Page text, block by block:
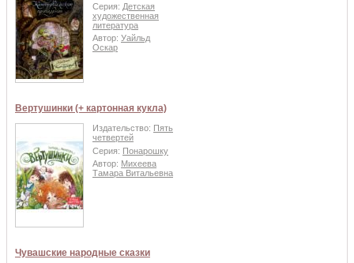
Серия: Детская
художественная
литература
Автор: Уайльд
Оскар
Вертушинки (+ картонная кукла)
Издательство: Пять
четвертей
Серия: Понарошку
Автор: Михеева
Тамара Витальевна
Чувашские народные сказки